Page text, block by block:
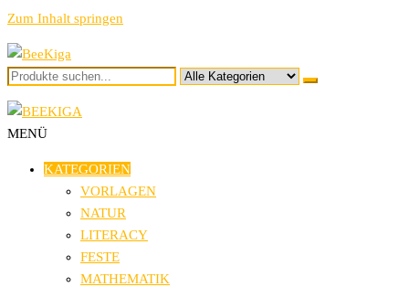
Zum Inhalt springen
BeeKiga
Ideen und Vorlagen für den Kindergarten
MENÜ
KATEGORIEN
VORLAGEN
NATUR
LITERACY
FESTE
MATHEMATIK